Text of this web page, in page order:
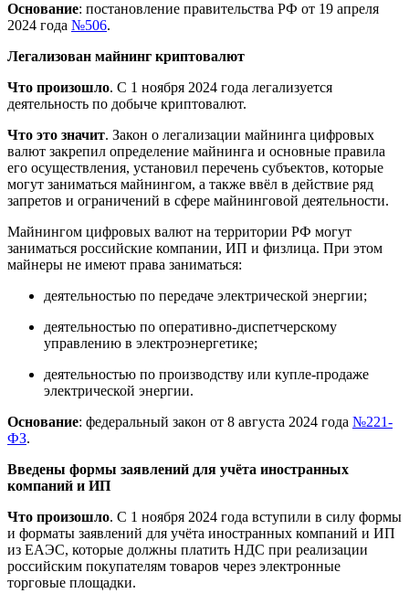
Основание: постановление правительства РФ от 19 апреля
2024 года №506.
Легализован майнинг криптовалют
Что произошло. С 1 ноября 2024 года легализуется
деятельность по добыче криптовалют.
Что это значит. Закон о легализации майнинга цифровых
валют закрепил определение майнинга и основные правила
его осуществления, установил перечень субъектов, которые
могут заниматься майнингом, а также ввёл в действие ряд
запретов и ограничений в сфере майнинговой деятельности.
Майнингом цифровых валют на территории РФ могут
заниматься российские компании, ИП и физлица. При этом
майнеры не имеют права заниматься:
деятельностью по передаче электрической энергии;
деятельностью по оперативно-диспетчерскому
управлению в электроэнергетике;
деятельностью по производству или купле-продаже
электрической энергии.
Основание: федеральный закон от 8 августа 2024 года №221-
ФЗ.
Введены формы заявлений для учёта иностранных
компаний и ИП
Что произошло. С 1 ноября 2024 года вступили в силу формы
и форматы заявлений для учёта иностранных компаний и ИП
из ЕАЭС, которые должны платить НДС при реализации
российским покупателям товаров через электронные
торговые площадки.